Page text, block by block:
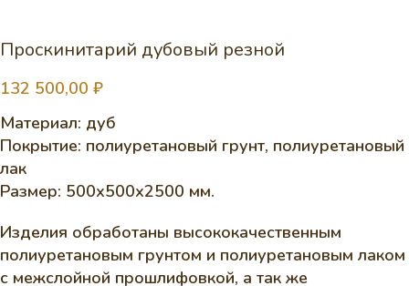
Проскинитарий дубовый резной
132 500,00 ₽
Материал: дуб
Покрытие: полиуретановый грунт, полиуретановый
лак
Размер: 500х500х2500 мм.
Изделия обработаны высококачественным
полиуретановым грунтом и полиуретановым лаком
с межслойной прошлифовкой, а так же